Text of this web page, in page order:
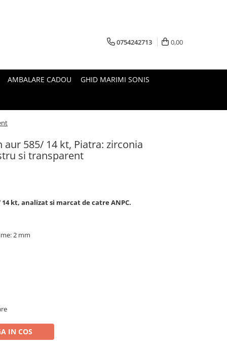
0754242713 0,00
AMBALARE CADOU GHID MARIMI SONIS
585/ 14 kt, Piatra: zirconia
si transparent
kt, analizat si marcat de catre ANPC.
2 mm
IN COS